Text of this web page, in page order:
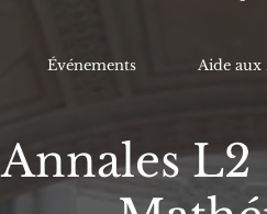
Événements Aide aux
Annales L2